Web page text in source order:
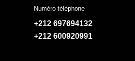
Numéro téléphone
+212 697694132
+212 600920991